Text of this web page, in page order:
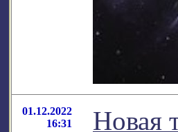
01.12.2022
16:31
Новая